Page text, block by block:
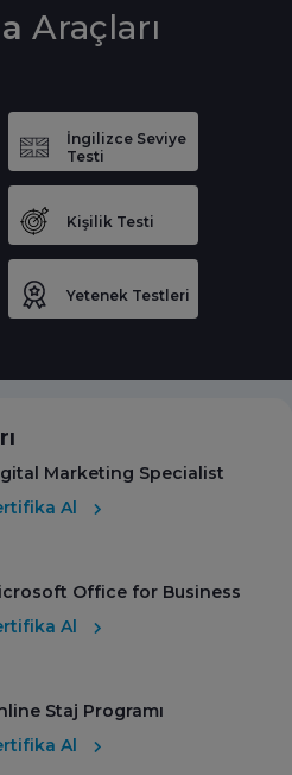
Araçları
İngilizce Seviye
Testi
Kişilik Testi
Yetenek Testleri
Marketing Specialist
Al
Office for Business
Al
Staj Programı
Al